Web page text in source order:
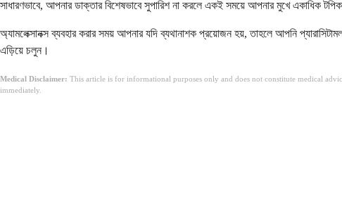
সাধারণভাবে, আপনার ডাক্তার বিশেষভাবে সুপারিশ না করলে একই সময়ে আপনার মুখে একাধিক
অ্যামলেক্সানক্স ব্যবহার করার সময় আপনার যদি ব্যথানাশক প্রয়োজন হয়, তাহলে আপনি
এড়িয়ে চলুন।
Medical Disclaimer: This article is for informational purposes only and does not constitute medical
immediately.